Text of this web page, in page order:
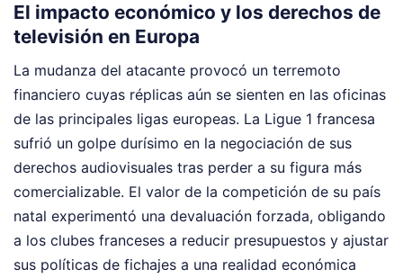
El impacto económico y los derechos de
televisión en Europa
La mudanza del atacante provocó un terremoto
financiero cuyas réplicas aún se sienten en las oficinas
de las principales ligas europeas. La Ligue 1 francesa
sufrió un golpe durísimo en la negociación de sus
derechos audiovisuales tras perder a su figura más
comercializable. El valor de la competición de su país
natal experimentó una devaluación forzada, obligando
a los clubes franceses a reducir presupuestos y ajustar
sus políticas de fichajes a una realidad económica